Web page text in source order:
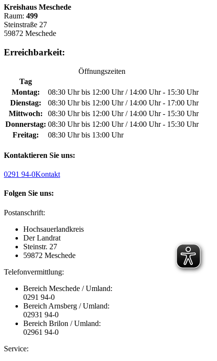
Kreishaus Meschede
Raum: 499
Steinstraße 27
59872 Meschede
Erreichbarkeit:
Öffnungszeiten
Tag
Montag:
08:30 Uhr bis 12:00 Uhr / 14:00 Uhr - 15:30 Uhr
Dienstag:
08:30 Uhr bis 12:00 Uhr / 14:00 Uhr - 17:00 Uhr
Mittwoch:
08:30 Uhr bis 12:00 Uhr / 14:00 Uhr - 15:30 Uhr
Donnerstag: 08:30 Uhr bis 12:00 Uhr / 14:00 Uhr - 15:30 Uhr
Freitag:
08:30 Uhr bis 13:00 Uhr
Kontaktieren Sie uns:
0291 94-0Kontakt
Folgen Sie uns:
Postanschrift:
Hochsauerlandkreis
Der Landrat
Steinstr. 27
59872 Meschede
Telefonvermittlung:
Bereich Meschede / Umland:
0291 94-0
Bereich Arnsberg / Umland:
02931 94-0
Bereich Brilon / Umland:
02961 94-0
Service: